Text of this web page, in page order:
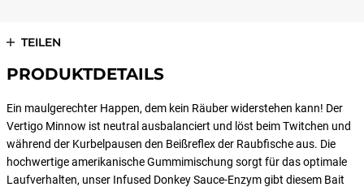
TEILEN
PRODUKTDETAILS
Ein maulgerechter Happen, dem kein Räuber widerstehen kann! Der
Vertigo Minnow ist neutral ausbalanciert und löst beim Twitchen und
während der Kurbelpausen den Beißreflex der Raubfische aus. Die
hochwertige amerikanische Gummimischung sorgt für das optimale
Laufverhalten, unser Infused Donkey Sauce-Enzym gibt diesem Bait